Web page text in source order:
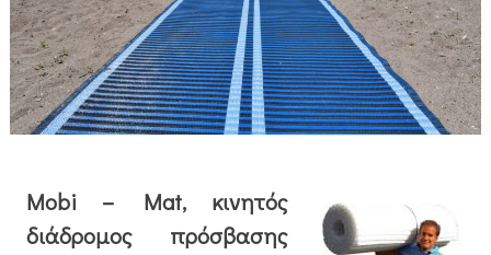
Mobi – Mat, κινητός
διάδρομος πρόσβασης